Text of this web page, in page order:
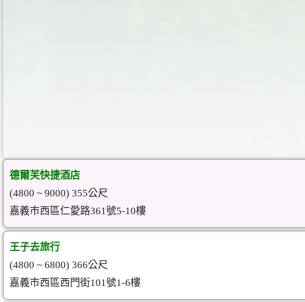
德爾芙快捷酒店
(4800 ~ 9000) 355公尺
嘉義市西區仁愛路361號5-10樓
王子去旅行
(4800 ~ 6800) 366公尺
嘉義市西區西門街101號1-6樓